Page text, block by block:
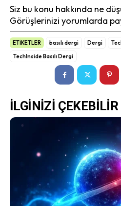
Siz bu konu hakkında ne
Görüşlerinizi yorumlarda
ETİKETLER basılı dergi Dergi
TechInside Basılı Dergi